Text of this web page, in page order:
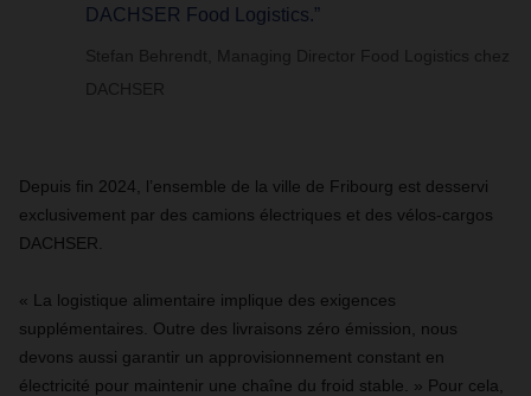
DACHSER Food Logistics.”
Stefan Behrendt, Managing Director Food Logistics chez
DACHSER
Depuis fin 2024, l’ensemble de la ville de Fribourg est desservi
exclusivement par des camions électriques et des vélos-cargos
DACHSER.
« La logistique alimentaire implique des exigences
supplémentaires. Outre des livraisons zéro émission, nous
devons aussi garantir un approvisionnement constant en
électricité pour maintenir une chaîne du froid stable. » Pour cela,